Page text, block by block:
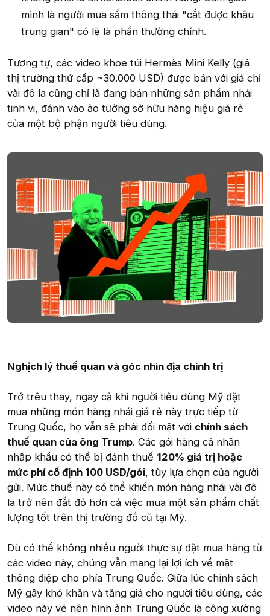
mình là người mua sắm thông thái "cắt được khâu
trung gian" có lẽ là phần thưởng chính.
Tương tự, các video khoe túi Hermès Mini Kelly (giá
thị trường thứ cấp ~30.000 USD) được bán với giá chỉ
vài đô la cũng chỉ là đang bán những sản phẩm nhái
tinh vi, đánh vào ảo tưởng sở hữu hàng hiệu giá rẻ
của một bộ phận người tiêu dùng.
Nghịch lý thuế quan và góc nhìn địa chính trị
Trớ trêu thay, ngay cả khi người tiêu dùng Mỹ đặt
mua những món hàng nhái giá rẻ này trực tiếp từ
Trung Quốc, họ vẫn sẽ phải đối mặt với chính sách
thuế quan của ông Trump. Các gói hàng cá nhân
nhập khẩu có thể bị đánh thuế 120% giá trị hoặc
mức phí cố định 100 USD/gói, tùy lựa chọn của người
gửi. Mức thuế này có thể khiến món hàng nhái vài đô
la trở nên đắt đỏ hơn cả việc mua một sản phẩm chất
lượng tốt trên thị trường đồ cũ tại Mỹ.
Dù có thể không nhiều người thực sự đặt mua hàng từ
các video này, chúng vẫn mang lại lợi ích về mặt
thông điệp cho phía Trung Quốc. Giữa lúc chính sách
Mỹ gây khó khăn và tăng giá cho người tiêu dùng, các
video này vẽ nên hình ảnh Trung Quốc là công xưởng